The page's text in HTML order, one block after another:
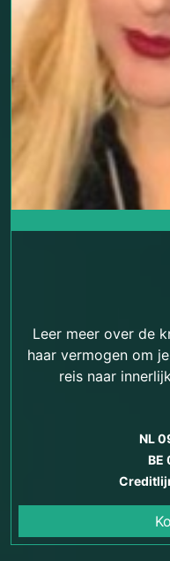
Leer meer over de
haar vermogen om
reis naar
NL
BE